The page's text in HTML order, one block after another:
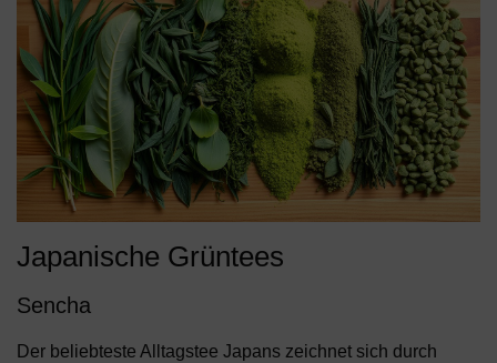
Japanische Grüntees
Sencha
Der beliebteste Alltagstee Japans zeichnet sich durch